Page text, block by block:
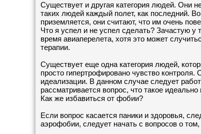
Существует и другая категория людей. Они
таких людей каждый полет, как последний.
приземляется, они считают, что им очень
Что я успел и не успел сделать? Зачастую у
время авиаперелета, хотя это может
терапии.
Существует еще одна категория людей,
просто гипертрофировано чувство
идеализации. В данном случае следует
рассматривается вопрос, что такое
Как же избавиться от фобии?
Если вопрос касается паники и здоровья,
аэрофобии, следует начать с вопросов о